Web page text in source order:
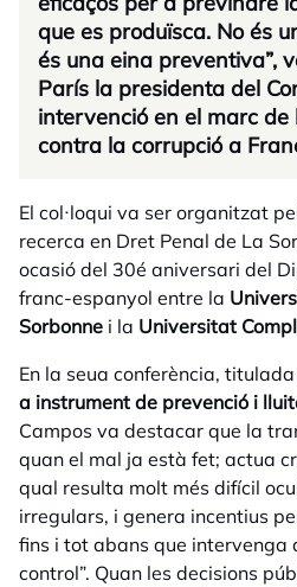
que es produïsca. No és
és una eina preventiva”,
París la presidenta del
intervenció en el marc de
contra la corrupció a
El col·loqui va ser organitzat
recerca en Dret Penal de La
ocasió del 30é aniversari del
franc-espanyol entre la
Sorbonne i la Universitat
En la seua conferència, titulada
a instrument de prevenció i
Campos va destacar que la
quan el mal ja està fet; actua
qual resulta molt més difícil
irregulars, i genera incentius
fins i tot abans que intervenga
control”. Quan les decisions